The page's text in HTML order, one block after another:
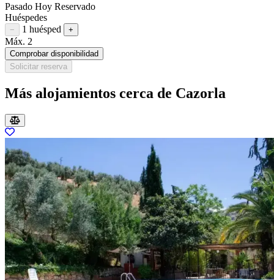
Pasado Hoy Reservado
Huéspedes
Restar huésped
− 1 huésped Sumar huésped
+
Máx. 2
Comprobar disponibilidad
Solicitar reserva
Más alojamientos cerca de Cazorla